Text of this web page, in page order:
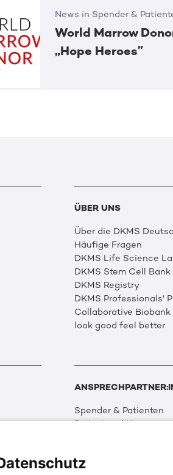
News in Spender &
World Marrow
„Hope Heroes”
ÜBER UNS
Über die DKMS
Häufige Fragen
DKMS Life Science
DKMS Stem Cell Bank
DKMS Registry
DKMS Professionals'
Collaborative Biobank
look good feel better
Spender & Patienten
Patientenaktionen
Event